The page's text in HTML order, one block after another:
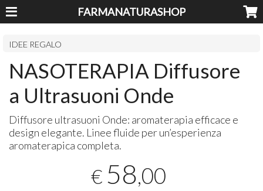
FARMANATURASHOP
IDEE REGALO
NASOTERAPIA Diffusore
a Ultrasuoni Onde
Diffusore ultrasuoni Onde: aromaterapia efficace e
design elegante. Linee fluide per un’esperienza
aromaterapica completa.
€ 58,00